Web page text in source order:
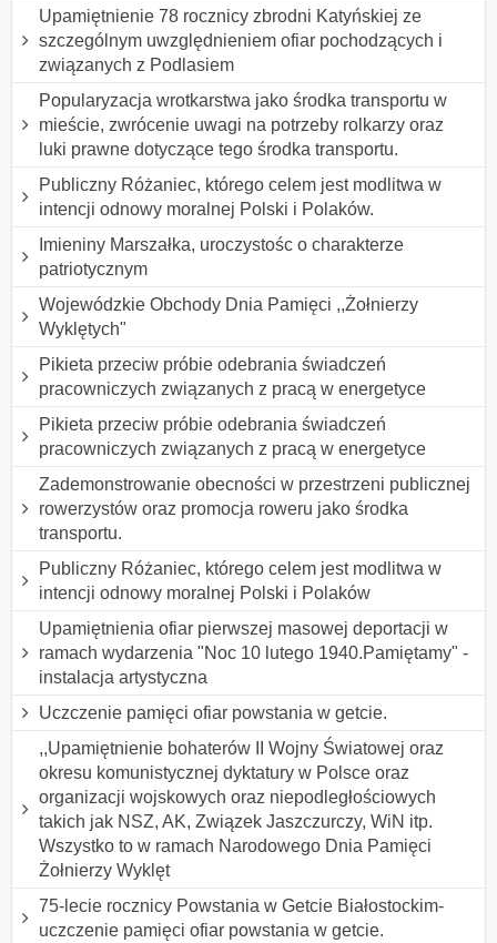
Upamiętnienie 78 rocznicy zbrodni Katyńskiej ze
szczególnym uwzględnieniem ofiar pochodzących i
związanych z Podlasiem
Popularyzacja wrotkarstwa jako środka transportu w
mieście, zwrócenie uwagi na potrzeby rolkarzy oraz
luki prawne dotyczące tego środka transportu.
Publiczny Różaniec, którego celem jest modlitwa w
intencji odnowy moralnej Polski i Polaków.
Imieniny Marszałka, uroczystośc o charakterze
patriotycznym
Wojewódzkie Obchody Dnia Pamięci ,,Żołnierzy
Wyklętych"
Pikieta przeciw próbie odebrania świadczeń
pracowniczych związanych z pracą w energetyce
Pikieta przeciw próbie odebrania świadczeń
pracowniczych związanych z pracą w energetyce
Zademonstrowanie obecności w przestrzeni publicznej
rowerzystów oraz promocja roweru jako środka
transportu.
Publiczny Różaniec, którego celem jest modlitwa w
intencji odnowy moralnej Polski i Polaków
Upamiętnienia ofiar pierwszej masowej deportacji w
ramach wydarzenia "Noc 10 lutego 1940.Pamiętamy" -
instalacja artystyczna
Uczczenie pamięci ofiar powstania w getcie.
,,Upamiętnienie bohaterów II Wojny Światowej oraz
okresu komunistycznej dyktatury w Polsce oraz
organizacji wojskowych oraz niepodległościowych
takich jak NSZ, AK, Związek Jaszczurczy, WiN itp.
Wszystko to w ramach Narodowego Dnia Pamięci
Żołnierzy Wyklęt
75-lecie rocznicy Powstania w Getcie Białostockim-
uczczenie pamięci ofiar powstania w getcie.